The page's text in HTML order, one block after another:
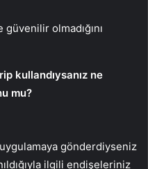
olmadığını
kullandıysanız ne
mu?
uygulamaya gönderdiyseniz
ilgili endişeleriniz